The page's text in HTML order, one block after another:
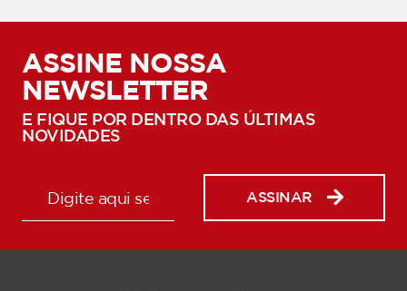
ASSINE NOSSA
NEWSLETTER
E FIQUE POR DENTRO DAS ÚLTIMAS
NOVIDADES
ASSINAR